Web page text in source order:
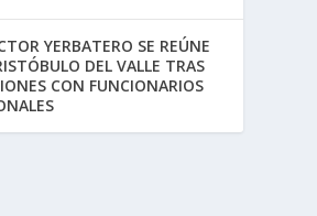
YERBATERO SE REÚNE
DEL VALLE TRAS
CON FUNCIONARIOS